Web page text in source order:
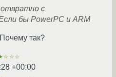
с
бы PowerPC и ARM
так?
+00:00